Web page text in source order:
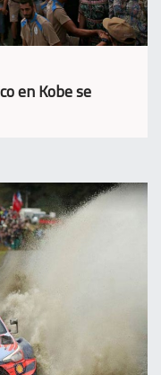
en Kobe se